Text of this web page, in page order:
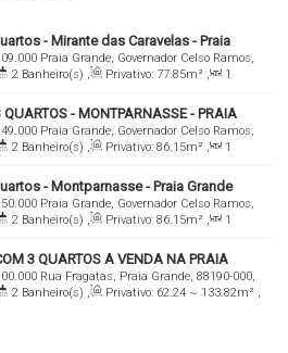
- Mirante das Caravelas - Praia
Praia Grande, Governador Celso Ramos,
2 Banheiro(s) , Privativo: 77.85m² ,
1
, 1 Vaga(s) , 350mDistância do Mar ,
Útil:
QUARTOS - MONTPARNASSE - PRAIA
Praia Grande, Governador Celso Ramos,
2 Banheiro(s) , Privativo: 86.15m² ,
1
, 1 Vaga(s) , 400mDistância do Mar ,
Útil:
- Montparnasse - Praia Grande
Praia Grande, Governador Celso Ramos,
2 Banheiro(s) , Privativo: 86.15m² ,
1
, 1 Vaga(s) , 401mDistância do Mar ,
Útil:
3 QUARTOS A VENDA NA PRAIA
CELSO RAMOS
Rua Fragatas, Praia Grande, 88190-000,
Celso Ramos, Santa Catarina, Brasil
2 Banheiro(s) , Privativo: 62.24 ~ 133.82m² ,